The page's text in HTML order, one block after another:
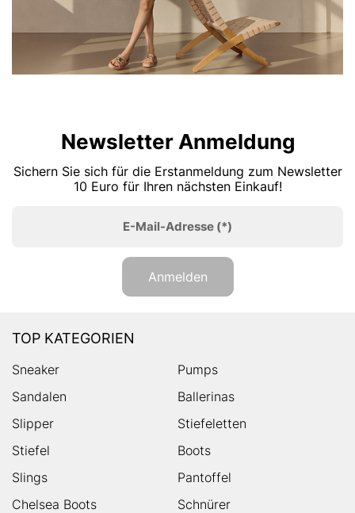
Newsletter Anmeldung
Sichern Sie sich für die Erstanmeldung zum Newsletter
10 Euro für Ihren nächsten Einkauf!
E-Mail-Adresse (*)
Anmelden
TOP KATEGORIEN
Sneaker
Pumps
Sandalen
Ballerinas
Slipper
Stiefeletten
Stiefel
Boots
Slings
Pantoffel
Chelsea Boots
Schnürer